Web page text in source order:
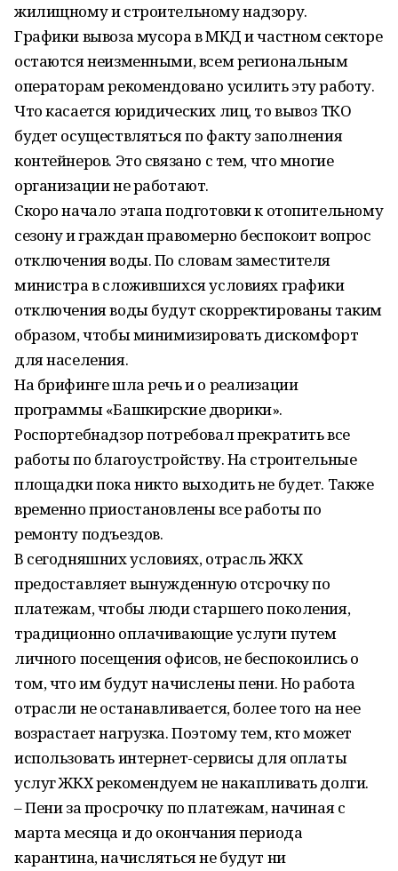
жилищному и строительному надзору.
Графики вывоза мусора в МКД и частном секторе
остаются неизменными, всем региональным
операторам рекомендовано усилить эту работу.
Что касается юридических лиц, то вывоз ТКО
будет осуществляться по факту заполнения
контейнеров. Это связано с тем, что многие
организации не работают.
Скоро начало этапа подготовки к отопительному
сезону и граждан правомерно беспокоит вопрос
отключения воды. По словам заместителя
министра в сложившихся условиях графики
отключения воды будут скорректированы таким
образом, чтобы минимизировать дискомфорт
для населения.
На брифинге шла речь и о реализации
программы «Башкирские дворики».
Роспортебнадзор потребовал прекратить все
работы по благоустройству. На строительные
площадки пока никто выходить не будет. Также
временно приостановлены все работы по
ремонту подъездов.
В сегодняшних условиях, отрасль ЖКХ
предоставляет вынужденную отсрочку по
платежам, чтобы люди старшего поколения,
традиционно оплачивающие услуги путем
личного посещения офисов, не беспокоились о
том, что им будут начислены пени. Но работа
отрасли не останавливается, более того на нее
возрастает нагрузка. Поэтому тем, кто может
использовать интернет-сервисы для оплаты
услуг ЖКХ рекомендуем не накапливать долги.
– Пени за просрочку по платежам, начиная с
марта месяца и до окончания периода
карантина, начисляться не будут ни